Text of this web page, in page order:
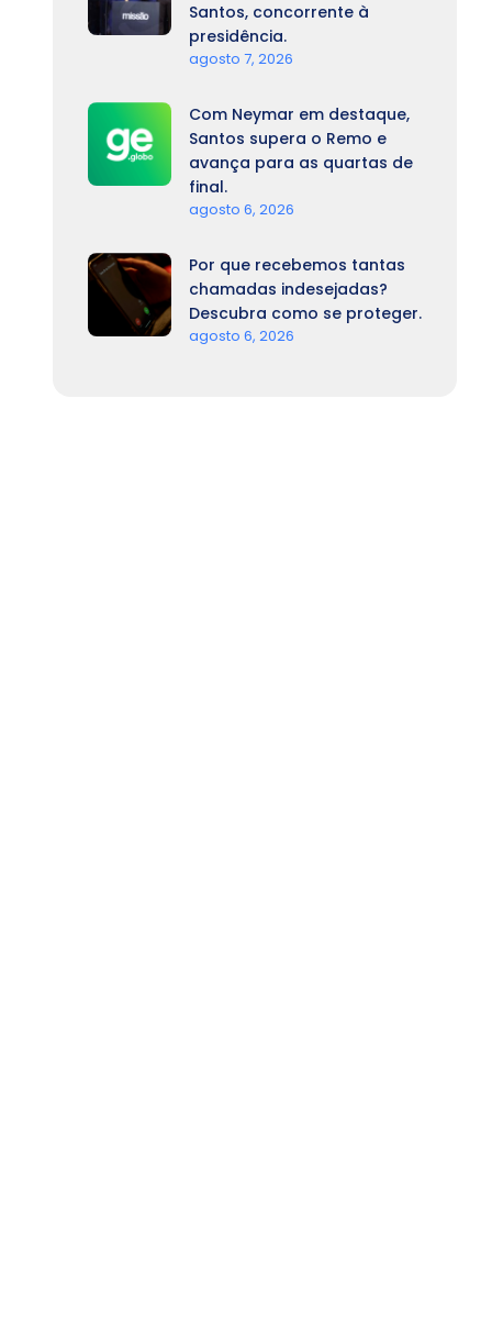
Santos, concorrente à
presidência.
agosto 7, 2026
Com Neymar em destaque,
Santos supera o Remo e
avança para as quartas de
final.
agosto 6, 2026
Por que recebemos tantas
chamadas indesejadas?
Descubra como se proteger.
agosto 6, 2026